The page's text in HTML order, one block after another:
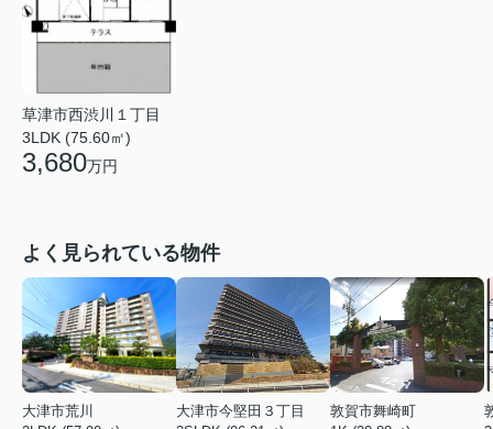
草津市西渋川１丁目
3LDK (75.60㎡)
3,680万円
よく見られている物件
大津市荒川
大津市今堅田３丁目
敦賀市舞崎町